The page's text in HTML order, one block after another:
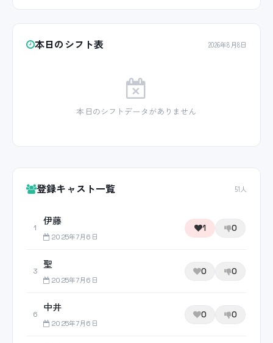
本日のシフト表 2026年8月8日
本日のシフトデータがありません
登録キャスト一覧 51人
1
伊藤
2025年7月6日
1 0
3
聖
2025年7月6日
0 0
6
中井
2025年7月6日
0 0